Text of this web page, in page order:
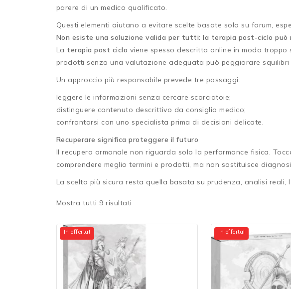
parere di un medico qualificato.
Questi elementi aiutano a evitare scelte basate solo su forum,
Non esiste una soluzione valida per tutti: la terapia post-ciclo può
La terapia post ciclo viene spesso descritta online in modo
prodotti senza una valutazione adeguata può peggiorare squilibri
Un approccio più responsabile prevede tre passaggi:
leggere le informazioni senza cercare scorciatoie;
distinguere contenuto descrittivo da consiglio medico;
confrontarsi con uno specialista prima di decisioni delicate.
Recuperare significa proteggere il futuro
Il recupero ormonale non riguarda solo la performance fisica.
comprendere meglio termini e prodotti, ma non sostituisce
La scelta più sicura resta quella basata su prudenza, analisi
Mostra tutti 9 risultati
In offerta! In offerta!